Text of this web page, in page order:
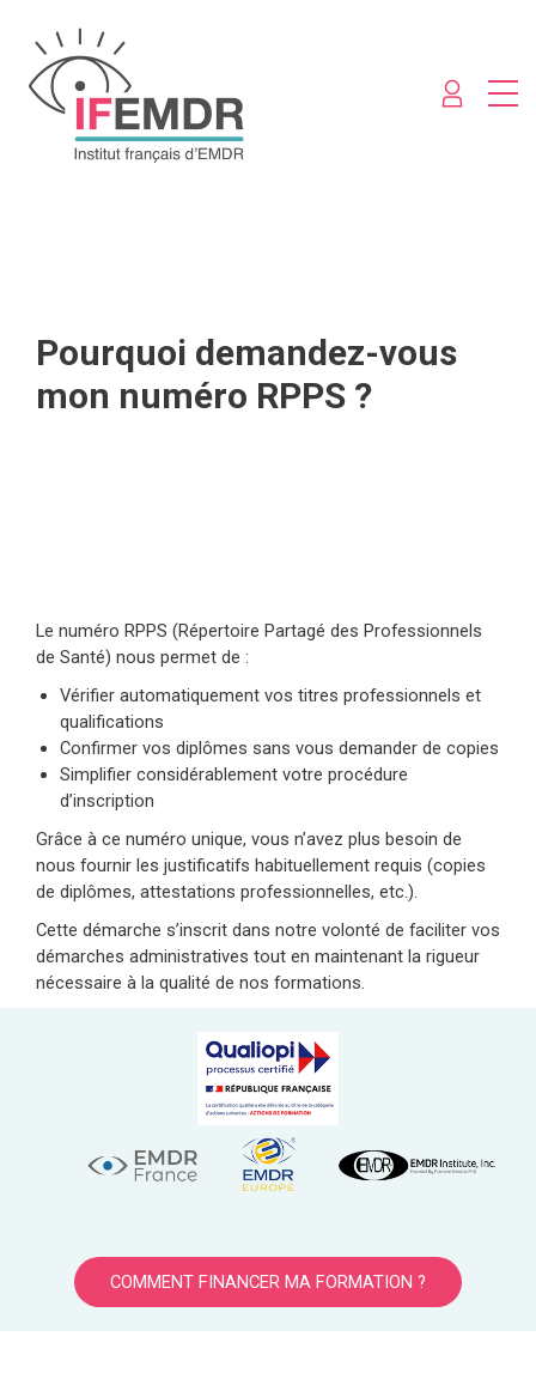
Pourquoi demandez-vous
mon numéro RPPS ?
Le numéro RPPS (Répertoire Partagé des Professionnels
de Santé) nous permet de :
Vérifier automatiquement vos titres professionnels et
qualifications
Confirmer vos diplômes sans vous demander de copies
Simplifier considérablement votre procédure
d’inscription
Grâce à ce numéro unique, vous n’avez plus besoin de
nous fournir les justificatifs habituellement requis (copies
de diplômes, attestations professionnelles, etc.).
Cette démarche s’inscrit dans notre volonté de faciliter vos
démarches administratives tout en maintenant la rigueur
nécessaire à la qualité de nos formations.
COMMENT FINANCER MA FORMATION ?